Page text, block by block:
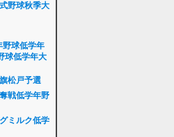
野球秋季大
野球低学年
球低学年大
松戸予選
戦低学年野
ミルク低学